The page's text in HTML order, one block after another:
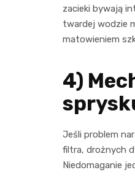
zacieki bywają
twardej wodzie
matowieniem
4)
Jeśli problem
filtra, drożnych
Niedomaganie